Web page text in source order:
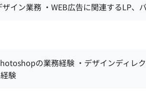
イン業務 ・WEB広告に関連するLP、
の業務経験 ・デザインディレ
験